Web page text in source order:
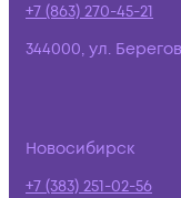
+7 (863) 270-45-21
344000, ул.
Новосибирск
+7 (383) 251-02-56